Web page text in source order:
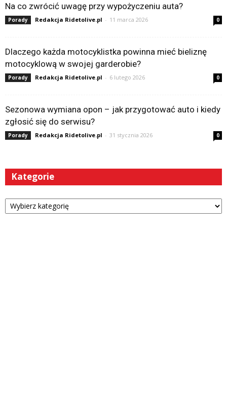
Na co zwrócić uwagę przy wypożyczeniu auta?
Porady Redakcja Ridetolive.pl - 11 marca 2026 0
Dlaczego każda motocyklistka powinna mieć bieliznę
motocyklową w swojej garderobie?
Porady Redakcja Ridetolive.pl - 6 lutego 2026 0
Sezonowa wymiana opon – jak przygotować auto i kiedy
zgłosić się do serwisu?
Porady Redakcja Ridetolive.pl - 31 stycznia 2026 0
Kategorie
Kategorie